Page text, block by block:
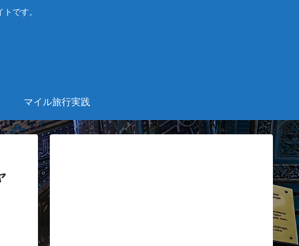
です。
マイル旅行実践